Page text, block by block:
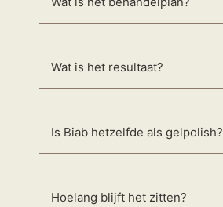
Wat is het resultaat?
Is Biab hetzelfde als gelpolish?
Hoelang blijft het zitten?